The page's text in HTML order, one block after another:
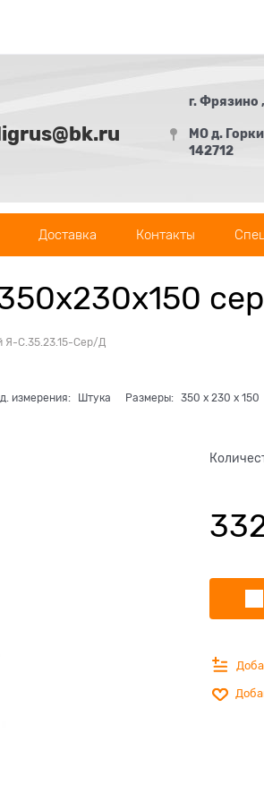
г. Фрязино
МО д.
142712
Доставка Контакты
Я-С.35.23.15-Сер/Д
измерения: Штука Размеры: 350 x 230 x 150